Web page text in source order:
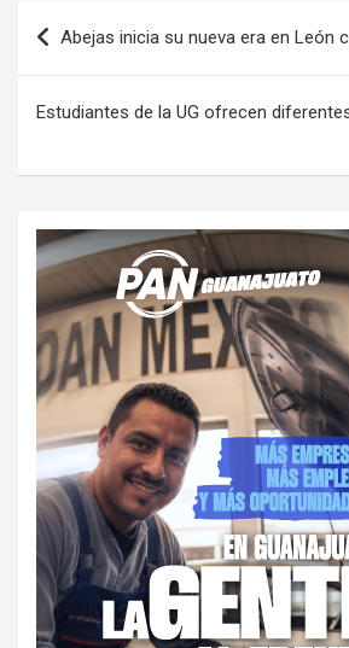
Navegación
de
entradas
Abejas inicia su nueva era en León
Estudiantes de la UG ofrecen